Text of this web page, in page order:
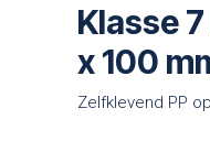
Klasse
x 100
Zelfklevend PP